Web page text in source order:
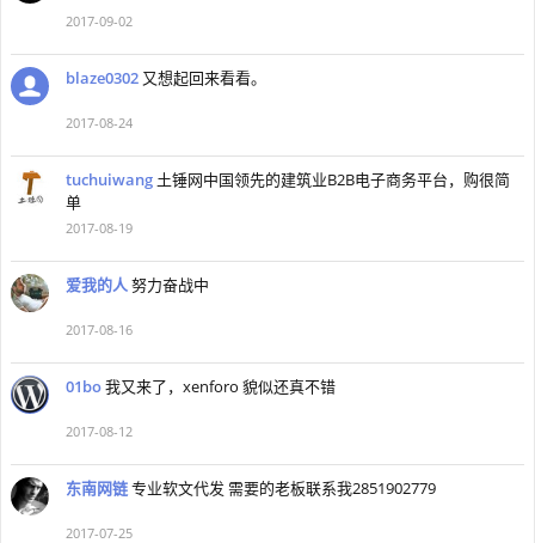
2017-09-02
blaze0302 又想起回来看看。
2017-08-24
tuchuiwang 土锤网中国领先的建筑业B2B电子商务平台，购很简
单
2017-08-19
爱我的人努力奋战中
2017-08-16
01bo我又来了，xenforo 貌似还真不错
2017-08-12
东南网链专业软文代发 需要的老板联系我2851902779
2017-07-25